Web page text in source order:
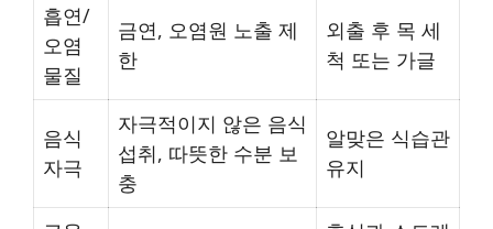
흡연/
오염
물질
금연, 오염원 노출 제
한
외출 후 목 세
척 또는 가글
음식
자극
자극적이지 않은 음식
섭취, 따뜻한 수분 보
충
알맞은 식습관
유지